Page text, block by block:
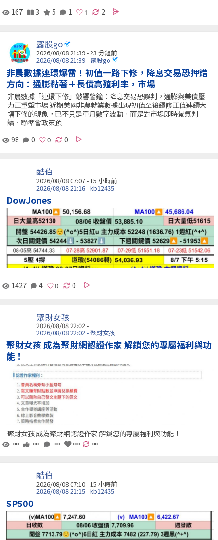
167
3 5 1 2
露股go
2026/08/08 21:39 -23 分鐘前
2026/08/08 21:39 - 露股go
非農數據連環爆雷！初值一路下修，降息交易恐押錯
方向：通膨黏著＋長債高殖利率，市場
非農數據「連環下修」敲響警鐘：降息交易恐誤判，通膨與美債壓
力正重塑市場 近期美國非農就業數據出現初值至後續修正值連續大
幅下修的現象，已不只是單月數字波動，而是對市場即時景氣判
讀、聯準會政策預
98
0 0
酷伯
2026/08/08 07:07 - 15 小時前
2026/08/08 21:16 - kb12435
DowJones
1427 4 0
聚財女孩
2026/08/08 22:02 -
2026/08/08 22:02 - 聚財女孩
聚財女孩 成為聚財網認證作家 解鎖您的專屬福利與功
能！
聚財女孩 成為聚財網認證作家 解鎖您的專屬福利與功能！
∞
∞ ∞ ∞ ∞
酷伯
2026/08/08 07:10 -15 小時前
2026/08/08 21:15 - kb12435
SP500